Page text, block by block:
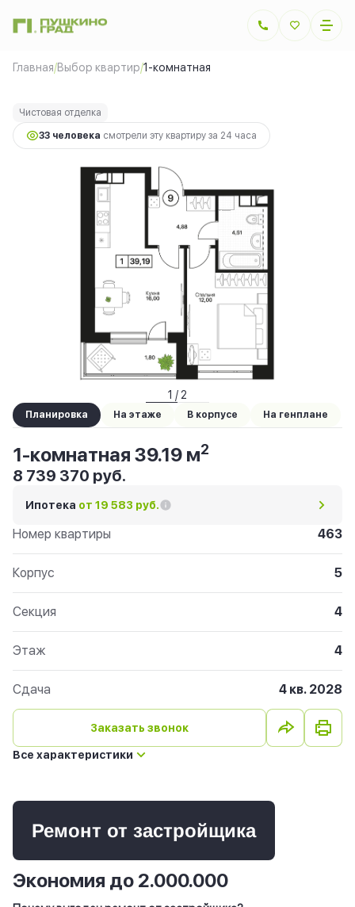
Главная/Выбор квартир/1-комнатная
Ипотекаот 19 583 руб.
Чистовая отделка
33 человекa смотрели эту квартиру за 24 часа
1 / 2
Планировка На этаже В корпусе На генплане
1-комнатная 39.19 м2
8 739 370 руб.
Ипотека от 19 583 руб.
Номер квартиры 463
Корпус 5
Секция 4
Этаж 4
Сдача 4 кв. 2028
Заказать звонок
Все характеристики
Ремонт от застройщика
Экономия до 2.000.000